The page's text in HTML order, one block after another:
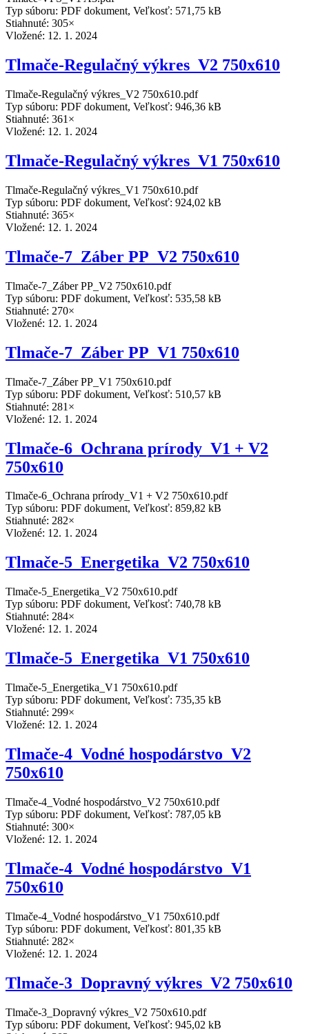
Typ súboru: PDF dokument, Veľkosť: 571,75 kB
Stiahnuté: 305×
Vložené: 12. 1. 2024
Tlmače-Regulačný výkres_V2 750x610
Tlmače-Regulačný výkres_V2 750x610.pdf
Typ súboru: PDF dokument, Veľkosť: 946,36 kB
Stiahnuté: 361×
Vložené: 12. 1. 2024
Tlmače-Regulačný výkres_V1 750x610
Tlmače-Regulačný výkres_V1 750x610.pdf
Typ súboru: PDF dokument, Veľkosť: 924,02 kB
Stiahnuté: 365×
Vložené: 12. 1. 2024
Tlmače-7_Záber PP_V2 750x610
Tlmače-7_Záber PP_V2 750x610.pdf
Typ súboru: PDF dokument, Veľkosť: 535,58 kB
Stiahnuté: 270×
Vložené: 12. 1. 2024
Tlmače-7_Záber PP_V1 750x610
Tlmače-7_Záber PP_V1 750x610.pdf
Typ súboru: PDF dokument, Veľkosť: 510,57 kB
Stiahnuté: 281×
Vložené: 12. 1. 2024
Tlmače-6_Ochrana prírody_V1 + V2
750x610
Tlmače-6_Ochrana prírody_V1 + V2 750x610.pdf
Typ súboru: PDF dokument, Veľkosť: 859,82 kB
Stiahnuté: 282×
Vložené: 12. 1. 2024
Tlmače-5_Energetika_V2 750x610
Tlmače-5_Energetika_V2 750x610.pdf
Typ súboru: PDF dokument, Veľkosť: 740,78 kB
Stiahnuté: 284×
Vložené: 12. 1. 2024
Tlmače-5_Energetika_V1 750x610
Tlmače-5_Energetika_V1 750x610.pdf
Typ súboru: PDF dokument, Veľkosť: 735,35 kB
Stiahnuté: 299×
Vložené: 12. 1. 2024
Tlmače-4_Vodné hospodárstvo_V2
750x610
Tlmače-4_Vodné hospodárstvo_V2 750x610.pdf
Typ súboru: PDF dokument, Veľkosť: 787,05 kB
Stiahnuté: 300×
Vložené: 12. 1. 2024
Tlmače-4_Vodné hospodárstvo_V1
750x610
Tlmače-4_Vodné hospodárstvo_V1 750x610.pdf
Typ súboru: PDF dokument, Veľkosť: 801,35 kB
Stiahnuté: 282×
Vložené: 12. 1. 2024
Tlmače-3_Dopravný výkres_V2 750x610
Tlmače-3_Dopravný výkres_V2 750x610.pdf
Typ súboru: PDF dokument, Veľkosť: 945,02 kB